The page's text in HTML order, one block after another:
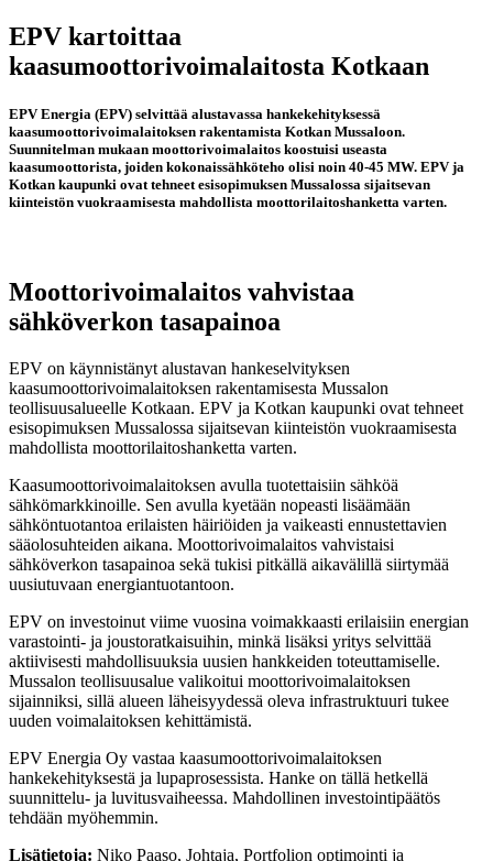
EPV kartoittaa
kaasumoottorivoimalaitosta Kotkaan
EPV Energia (EPV) selvittää alustavassa hankekehityksessä
kaasumoottorivoimalaitoksen rakentamista Kotkan Mussaloon.
Suunnitelman mukaan moottorivoimalaitos koostuisi useasta
kaasumoottorista, joiden kokonaissähköteho olisi noin 40-45 MW. EPV ja
Kotkan kaupunki ovat tehneet esisopimuksen Mussalossa sijaitsevan
kiinteistön vuokraamisesta mahdollista moottorilaitoshanketta varten.
Moottorivoimalaitos vahvistaa
sähköverkon tasapainoa
EPV on käynnistänyt alustavan hankeselvityksen
kaasumoottorivoimalaitoksen rakentamisesta Mussalon
teollisuusalueelle Kotkaan. EPV ja Kotkan kaupunki ovat tehneet
esisopimuksen Mussalossa sijaitsevan kiinteistön vuokraamisesta
mahdollista moottorilaitoshanketta varten.
Kaasumoottorivoimalaitoksen avulla tuotettaisiin sähköä
sähkömarkkinoille. Sen avulla kyetään nopeasti lisäämään
sähköntuotantoa erilaisten häiriöiden ja vaikeasti ennustettavien
sääolosuhteiden aikana. Moottorivoimalaitos vahvistaisi
sähköverkon tasapainoa sekä tukisi pitkällä aikavälillä siirtymää
uusiutuvaan energiantuotantoon.
EPV on investoinut viime vuosina voimakkaasti erilaisiin energian
varastointi- ja joustoratkaisuihin, minkä lisäksi yritys selvittää
aktiivisesti mahdollisuuksia uusien hankkeiden toteuttamiselle.
Mussalon teollisuusalue valikoitui moottorivoimalaitoksen
sijainniksi, sillä alueen läheisyydessä oleva infrastruktuuri tukee
uuden voimalaitoksen kehittämistä.
EPV Energia Oy vastaa kaasumoottorivoimalaitoksen
hankekehityksestä ja lupaprosessista. Hanke on tällä hetkellä
suunnittelu- ja luvitusvaiheessa. Mahdollinen investointipäätös
tehdään myöhemmin.
Lisätietoja: Niko Paaso, Johtaja, Portfolion optimointi ja